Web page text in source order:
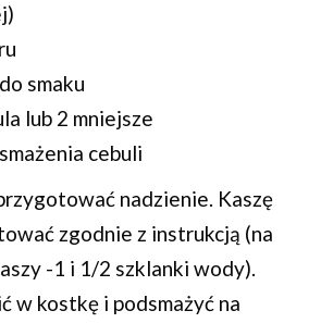
smaku
lub 2 mniejsze
cebuli
nadzienie. Kaszę
zgodnie z instrukcją (na
-1 i 1/2 szklanki wody).
w kostkę i podsmażyć na